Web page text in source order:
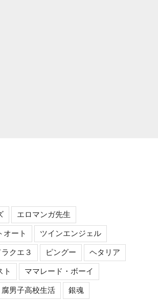
エロマンガ先生
オート ツインエンジェル
ラクエ３ ピングー ヘタリア
ト ママレード・ボーイ
腐男子高校生活 銀魂